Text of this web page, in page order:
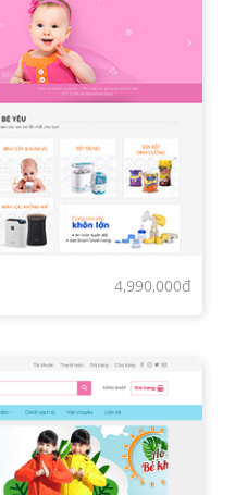
4,990,000đ